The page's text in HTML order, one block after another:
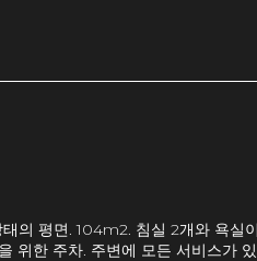
의 평면. 104m2. 침실 2개와 욕실
위한 주차. 주변에 모든 서비스가